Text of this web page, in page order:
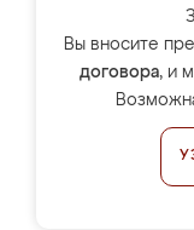
Вы вносите
договора, и